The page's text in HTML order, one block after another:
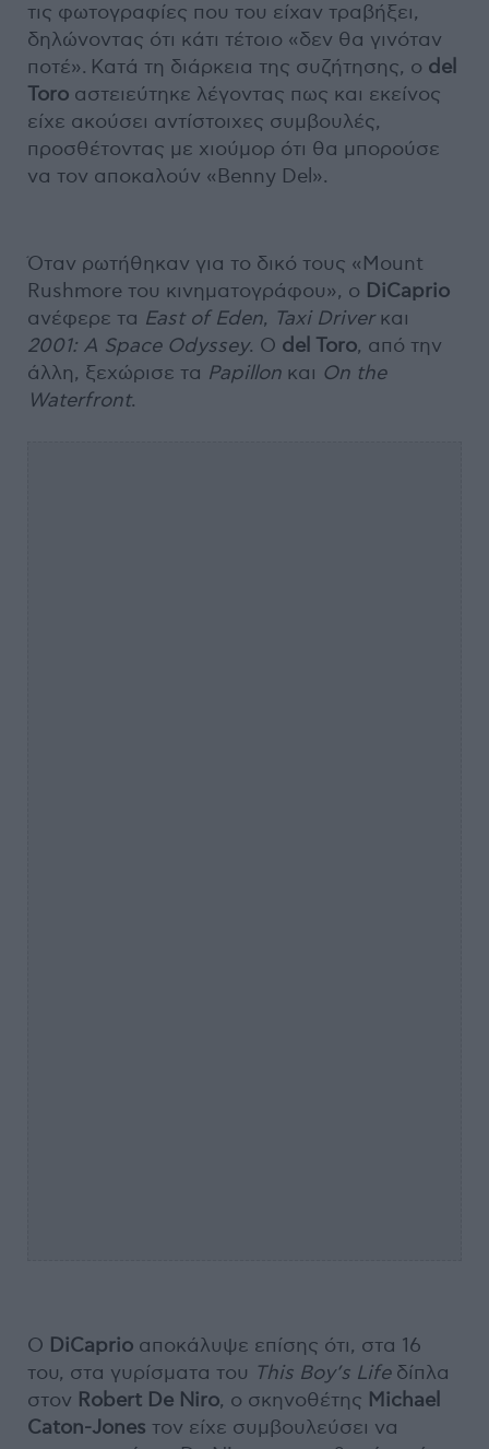
τις φωτογραφίες που του είχαν τραβήξει,
δηλώνοντας ότι κάτι τέτοιο «δεν θα γινόταν
ποτέ». Κατά τη διάρκεια της συζήτησης, ο del
Toro αστειεύτηκε λέγοντας πως και εκείνος
είχε ακούσει αντίστοιχες συμβουλές,
προσθέτοντας με χιούμορ ότι θα μπορούσε
να τον αποκαλούν «Benny Del».
Όταν ρωτήθηκαν για το δικό τους «Mount
Rushmore του κινηματογράφου», ο DiCaprio
ανέφερε τα East of Eden, Taxi Driverκαι
2001: A Space Odyssey. Ο del Toro, από την
άλλη, ξεχώρισε τα Papillon και On the
Waterfront.
Ο DiCaprio αποκάλυψε επίσης ότι, στα 16
του, στα γυρίσματα του This Boy’s Lifeδίπλα
στον Robert De Niro, ο σκηνοθέτης Michael
Caton-Jones τον είχε συμβουλεύσει να